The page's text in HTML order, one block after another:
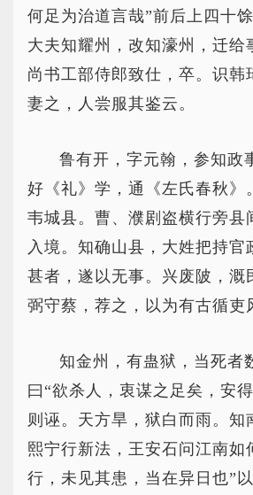
何足为治道言哉”前后上四十
大夫知耀州，改知濠州，迁给
尚书工部侍郎致仕，卒。识韩
妻之，人尝服其鉴云。
鲁有开，字元翰，参知政
好《礼》学，通《左氏春秋》
韦城县。曹、濮剧盗横行旁县
入境。知确山县，大姓把持官
甚者，遂以无事。兴废陂，溉
弼守蔡，荐之，以为有古循吏
知金州，有蛊狱，当死者
曰“欲杀人，衷谋之足矣，安
则诬。天方旱，狱白而雨。知
熙宁行新法，王安石问江南如
行，未见其患，当在异日也”